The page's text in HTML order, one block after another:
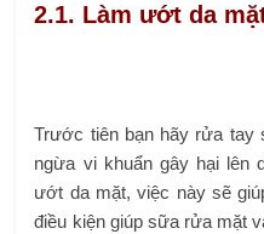
2.1. Làm ướt da
Trước tiên bạn hãy rửa tay
ngừa vi khuẩn gây hại lên
ướt da mặt, việc này sẽ
điều kiện giúp sữa rửa mặt